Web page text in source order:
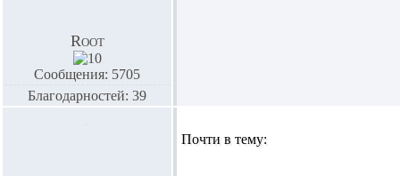
Root
Сообщения: 5705
Благодарностей: 39
Почти в тему: